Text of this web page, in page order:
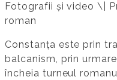
Fotografii și video \|
roman
Constanța este prin
balcanism, prin
încheia turneul